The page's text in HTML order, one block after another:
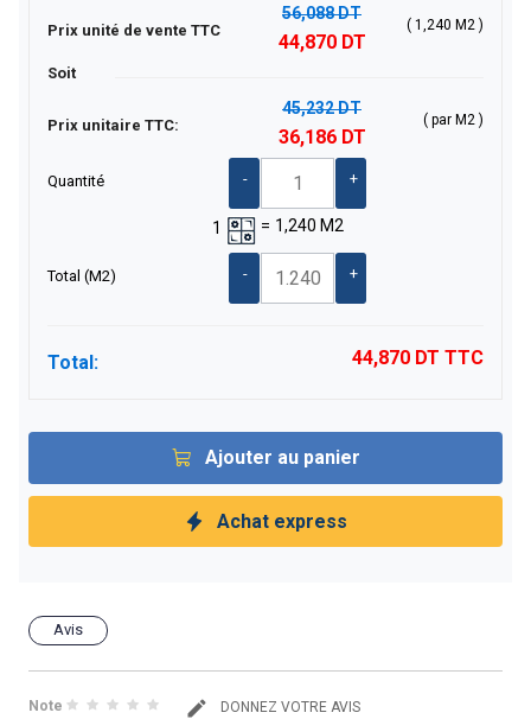
Prix unité de vente TTC
56,088 DT
44,870 DT
( 1,240 M2 )
Soit
Prix unitaire TTC:
45,232 DT
36,186 DT
( par M2 )
Quantité - +
1 = 1,240 M2
Total (M2) - +
Total: 44,870 DT TTC
Ajouter au panier
Achat express
Avis
Note DONNEZ VOTRE AVIS